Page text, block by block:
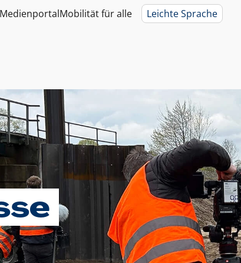
MedienportalMobilität für alle Leichte Sprache